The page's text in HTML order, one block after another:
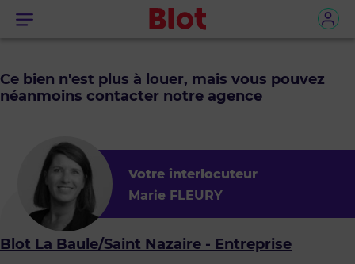
Menu
Ce bien n'est plus à louer, mais vous pouvez
néanmoins contacter notre agence
Votre interlocuteur
Marie FLEURY
Blot La Baule/Saint Nazaire - Entreprise